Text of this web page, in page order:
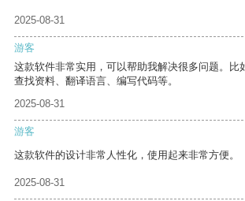
2025-08-31
游客
这款软件非常实用，可以帮助我解决很多问题。比
查找资料、翻译语言、编写代码等。
2025-08-31
游客
这款软件的设计非常人性化，使用起来非常方便。
2025-08-31